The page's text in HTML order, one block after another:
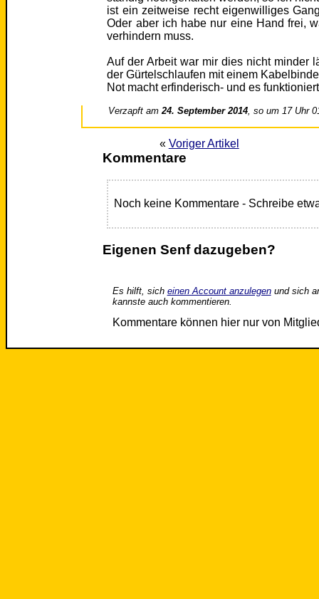
ist ein zeitweise recht eigenwilliges
Oder aber ich habe nur eine Hand frei,
verhindern muss.
Auf der Arbeit war mir dies nicht minder
der Gürtelschlaufen mit einem
Not macht erfinderisch- und es
Verzapft am24. September 2014, so um 17 Uhr
« Voriger Artikel
Kommentare
Noch keine Kommentare - Schreibe
Eigenen Senf dazugeben?
Es hilft, sich einen Account anzulegenund sich
kannste auch kommentieren.
Kommentare können hier nur von